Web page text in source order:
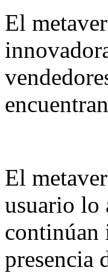
El
El
usuario lo
continúan
presencia